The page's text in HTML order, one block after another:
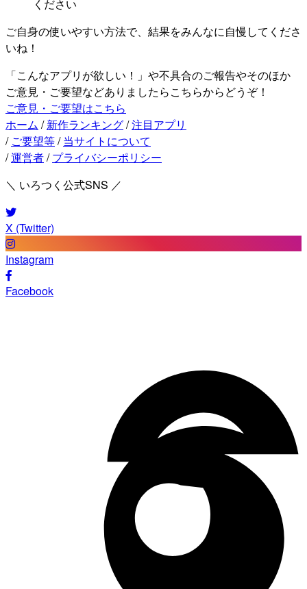
ください
ご自身の使いやすい方法で、結果をみんなに自慢してくださ
いね！
「こんなアプリが欲しい！」や不具合のご報告やそのほか
ご意見・ご要望などありましたらこちらからどうぞ！
ご意見・ご要望はこちら
ホーム / 新作ランキング/注目アプリ
/ ご要望等/ 当サイトについて
/運営者/ プライバシーポリシー
＼ いろつく公式SNS ／
X (Twitter)
Instagram
Facebook